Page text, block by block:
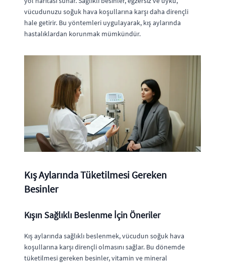
vücudunuzu soğuk hava koşullarına karşı daha dirençli
hale getirir. Bu yöntemleri uygulayarak, kış aylarında
hastalıklardan korunmak mümkündür.
Kış Aylarında Tüketilmesi Gereken
Besinler
Kışın Sağlıklı Beslenme İçin Öneriler
Kış aylarında sağlıklı beslenmek, vücudun soğuk hava
koşullarına karşı dirençli olmasını sağlar. Bu dönemde
tüketilmesi gereken besinler, vitamin ve mineral